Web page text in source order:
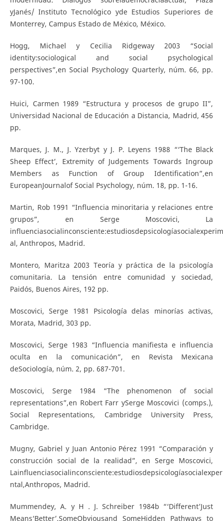
yJanés/ Instituto Tecnológico yde Estudios Superiores de
Monterrey, Campus Estado de México, México.
Hogg, Michael y Cecilia Ridgeway 2003 “Social
identity:sociological and social psychological
perspectives”,en Social Psychology Quarterly, núm. 66, pp.
97-100.
Huici, Carmen 1989 “Estructura y procesos de grupo II”,
Universidad Nacional de Educación a Distancia, Madrid, 456
pp.
Marques, J. M., J. Yzerbyt y J. P. Leyens 1988 “‘The Black
Sheep Effect’, Extremity of Judgements Towards Ingroup
Members as Function of Group Identification”,en
EuropeanJournalof Social Psychology, núm. 18, pp. 1-16.
Martin, Rob 1991 “Influencia minoritaria y relaciones entre
grupos”, en Serge Moscovici, La
al, Anthropos, Madrid.
Montero, Maritza 2003 Teoría y práctica de la psicología
comunitaria. La tensión entre comunidad y sociedad,
Paidós, Buenos Aires, 192 pp.
Moscovici, Serge 1981 Psicología delas minorías activas,
Morata, Madrid, 303 pp.
Moscovici, Serge 1983 “Influencia manifiesta e influencia
oculta en la comunicación”, en Revista Mexicana
deSociología, núm. 2, pp. 687-701.
Moscovici, Serge 1984 “The phenomenon of social
representations”,en Robert Farr ySerge Moscovici (comps.),
Social Representations, Cambridge University Press,
Cambridge.
Mugny, Gabriel y Juan Antonio Pérez 1991 “Comparación y
construcción social de la realidad”, en Serge Moscovici,
ntal,Anthropos, Madrid.
Mummendey, A. y H . J. Schreiber 1984b “‘Different’Just
Means‘Better’.SomeObviousand SomeHidden Pathways to